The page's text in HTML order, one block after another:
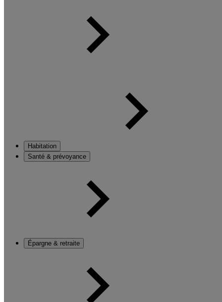
Habitation
Santé & prévoyance
Épargne & retraite